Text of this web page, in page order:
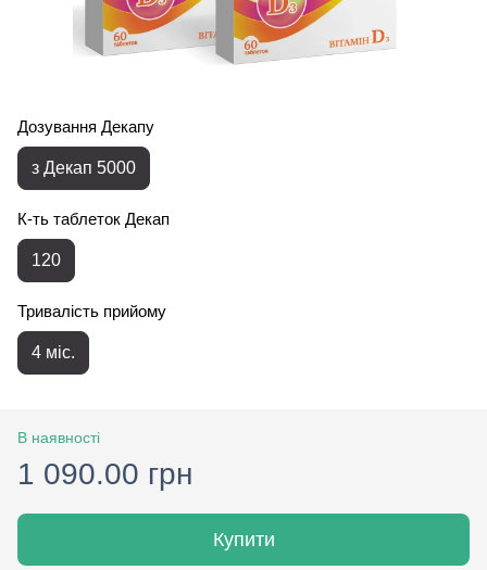
Дозування Декапу
з Декап 5000
К-ть таблеток Декап
120
Тривалість прийому
4 міс.
В наявності
1 090.00 грн
Купити